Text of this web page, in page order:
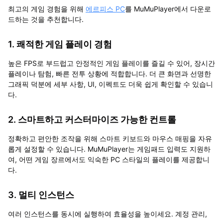
최고의 게임 경험을 위해 에르피스 PC를 MuMuPlayer에서 다운로
드하는 것을 추천합니다.
1. 쾌적한 게임 플레이 경험
높은 FPS로 부드럽고 안정적인 게임 플레이를 즐길 수 있어, 장시간
플레이나 탐험, 빠른 전투 상황에 적합합니다. 더 큰 화면과 선명한
그래픽 덕분에 세부 사항, UI, 이펙트도 더욱 쉽게 확인할 수 있습니
다.
2. 스마트하고 커스터마이즈 가능한 컨트롤
정확하고 편안한 조작을 위해 스마트 키보드와 마우스 매핑을 자유
롭게 설정할 수 있습니다. MuMuPlayer는 게임패드 입력도 지원하
여, 어떤 게임 장르에서도 익숙한 PC 스타일의 플레이를 제공합니
다.
3. 멀티 인스턴스
여러 인스턴스를 동시에 실행하여 효율성을 높이세요. 계정 관리,